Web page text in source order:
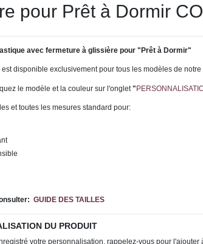
pour Prêt à Dormir
avec fermeture à glissière pour "Prêt à Dormir"
disponible exclusivement pour tous les modèles de
le modèle et la couleur sur l'onglet"
et toutes les mesures standard pour:
GUIDE DES TAILLES
DU PRODUIT
votre personnalisation, rappelez-vous pour l'ajouter